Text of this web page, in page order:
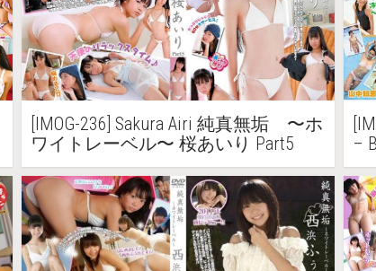
[IMOG-236] Sakura Airi 純真無垢 〜ホ
ワイトレーベル〜 桜あいり Part5
DVD版
–
り